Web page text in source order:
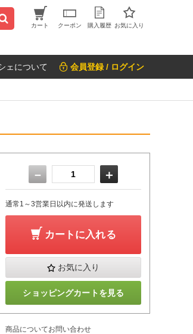
カート クーポン 購入履歴 お気に入り
ェについて 会員登録 / ログイン
－ ＋
通常1～3営業日以内に発送します
カートに入れる
お気に入り
ショッピングカートを見る
商品についてお問い合わせ